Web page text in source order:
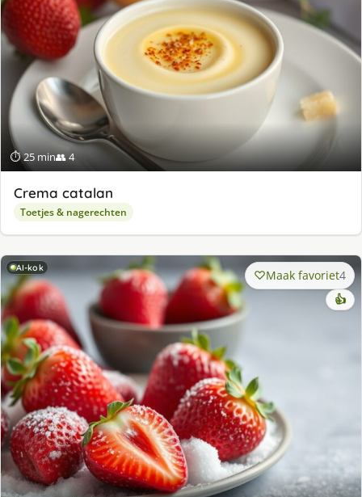
⏱ 25 min👥 4
Crema catalan
Toetjes & nagerechten
AI-kok Maak favoriet4
👍